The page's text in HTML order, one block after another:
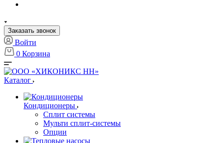
Заказать звонок
Войти
0 Корзина
Каталог
Кондиционеры
Сплит системы
Мульти сплит-системы
Опции